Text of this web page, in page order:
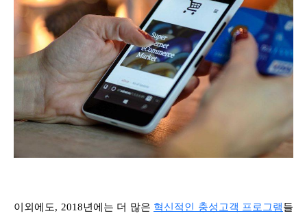
이외에도, 2018년에는 더 많은 혁신적인 충성고객 프로그램들